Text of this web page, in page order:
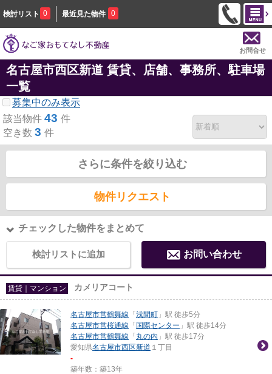
検討リスト 0 最近見た物件 0
お問合せ
名古屋市西区新道 賃貸、店舗、事務所、駐車場
一覧
募集中のみ表示
該当物件 43 件
空き数 3 件
さらに条件を絞り込む
物件リクエスト
チェックした物件をまとめて
検討リストに追加 お問い合わせ
賃貸｜マンション カメリアコート
名古屋市営鶴舞線 「 浅間町 」駅 徒歩5分
名古屋市営桜通線 「 国際センター 」駅 徒歩14分
名古屋市営鶴舞線 「 丸の内 」駅 徒歩17分
愛知県名古屋市西区新道 １丁目
-
築年数：築13年